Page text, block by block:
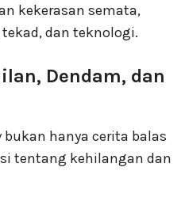
kekerasan semata,
dan teknologi.
Dendam, dan
bukan hanya cerita balas
tentang kehilangan dan